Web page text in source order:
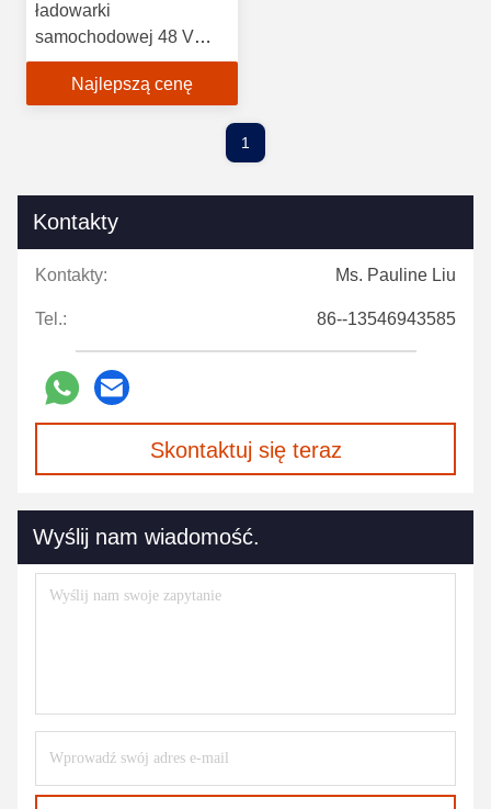
ładowarki
samochodowej 48 V
Club do wózków
golfowych DS Precedent
Najlepszą cenę
1
Kontakty
Kontakty: Ms. Pauline Liu
Tel.: 86--13546943585
Skontaktuj się teraz
Wyślij nam wiadomość.